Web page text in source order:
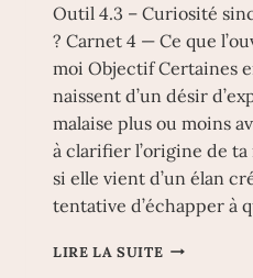
Outil 4.3 – Curiosité
? Carnet 4 — Ce que
moi Objectif Certaines
naissent d’un désir
malaise plus ou moins
à clarifier l’origine de
si elle vient d’un élan
tentative d’échapper à
LIRE LA SUITE OUTIL